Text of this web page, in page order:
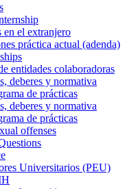
en el extranjero
práctica actual (adenda)
entidades colaboradoras
deberes y normativa
de prácticas
deberes y normativa
de prácticas
offenses
Universitarios (PEU)